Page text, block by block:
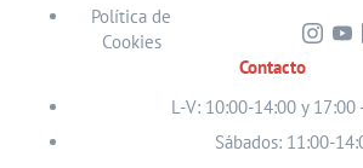
Política de
Cookies
Visita
perfil
en en
Contacto
L-V: 10:00-14:00 y 17:00
Sábados: 11:00-